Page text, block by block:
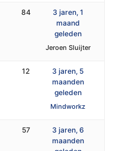
84
3 jaren, 1
maand
geleden
Jeroen Sluijter
12
3 jaren, 5
maanden
geleden
Mindworkz
57
3 jaren, 6
maanden